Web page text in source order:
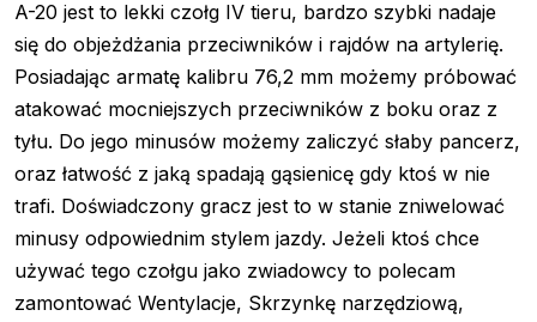
A-20 jest to lekki czołg IV tieru, bardzo szybki nadaje
się do objeżdżania przeciwników i rajdów na artylerię.
Posiadając armatę kalibru 76,2 mm możemy próbować
atakować mocniejszych przeciwników z boku oraz z
tyłu. Do jego minusów możemy zaliczyć słaby pancerz,
oraz łatwość z jaką spadają gąsienicę gdy ktoś w nie
trafi. Doświadczony gracz jest to w stanie zniwelować
minusy odpowiednim stylem jazdy. Jeżeli ktoś chce
używać tego czołgu jako zwiadowcy to polecam
zamontować Wentylacje, Skrzynkę narzędziową,